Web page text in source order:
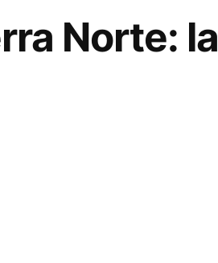
Norte: la